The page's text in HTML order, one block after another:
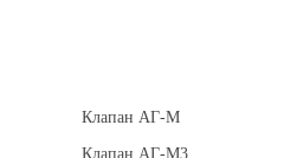
Клапан АГ-М
Клапан АГ-М3